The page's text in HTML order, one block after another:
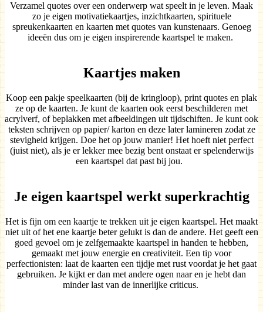
Verzamel quotes over een onderwerp wat speelt in je leven. Maak
zo je eigen motivatiekaartjes, inzichtkaarten, spirituele
spreukenkaarten en kaarten met quotes van kunstenaars. Genoeg
ideeën dus om je eigen inspirerende kaartspel te maken.
Kaartjes maken
Koop een pakje speelkaarten (bij de kringloop), print quotes en plak
ze op de kaarten. Je kunt de kaarten ook eerst beschilderen met
acrylverf, of beplakken met afbeeldingen uit tijdschiften. Je kunt ook
teksten schrijven op papier/ karton en deze later lamineren zodat ze
stevigheid krijgen. Doe het op jouw manier! Het hoeft niet perfect
(juist niet), als je er lekker mee bezig bent onstaat er spelenderwijs
een kaartspel dat past bij jou.
Je eigen kaartspel werkt superkrachtig
Het is fijn om een kaartje te trekken uit je eigen kaartspel. Het maakt
niet uit of het ene kaartje beter gelukt is dan de andere. Het geeft een
goed gevoel om je zelfgemaakte kaartspel in handen te hebben,
gemaakt met jouw energie en creativiteit. Een tip voor
perfectionisten: laat de kaarten een tijdje met rust voordat je het gaat
gebruiken. Je kijkt er dan met andere ogen naar en je hebt dan
minder last van de innerlijke criticus.